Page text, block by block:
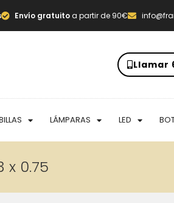
Envío gratuitoa partir de 90€
Llamar
LÁMPARAS LED
0.75